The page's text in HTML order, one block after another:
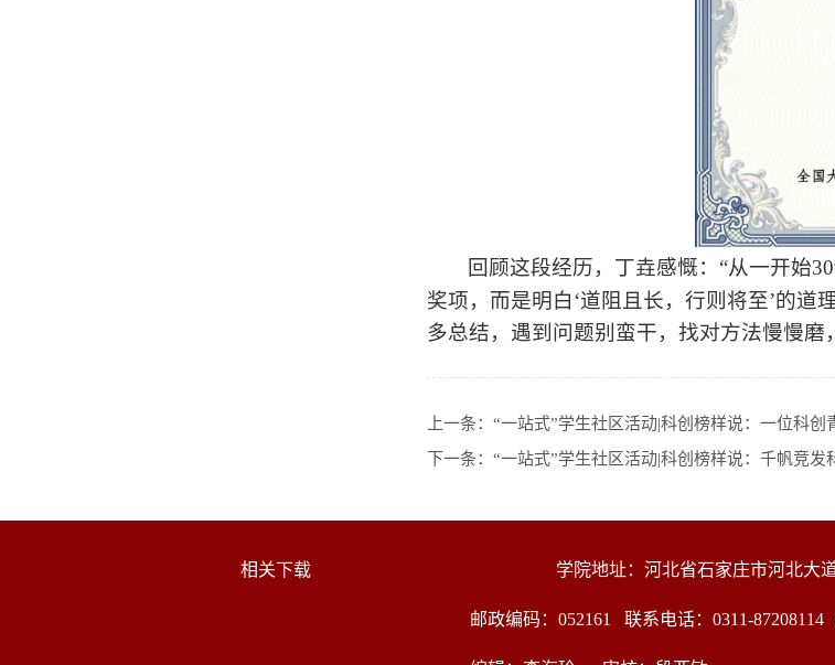
回顾这段经历，丁垚感慨：“从一开始
奖项，而是明白‘道阻且长，行则将至’的道
多总结，遇到问题别蛮干，找对方法慢慢磨
上一条： “一站式”学生社区活动|科创榜样说：一位科创
下一条： “一站式”学生社区活动|科创榜样说：千帆竞发
相关下载 学院地址：河北省石家庄市河北大
邮政编码：052161 联系电话：0311-87208114